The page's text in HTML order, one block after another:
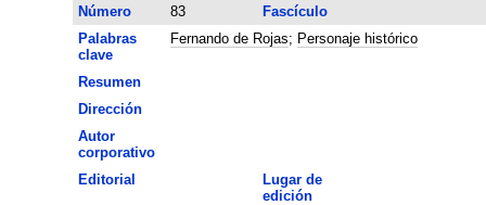
Número
83
Fascículo
Palabras
clave
Fernando de Rojas; Personaje histórico
Resumen
Dirección
Autor
corporativo
Editorial
Lugar de
edición